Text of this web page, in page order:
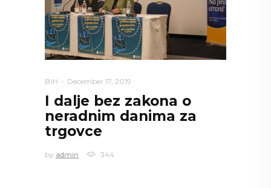
BIH December 17, 2019
I dalje bez zakona o
neradnim danima za
trgovce
by admin 344